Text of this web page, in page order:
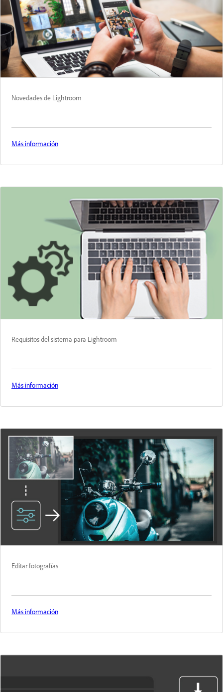
Novedades de Lightroom
Más información
Requisitos del sistema para Lightroom
Más información
Editar fotografías
Más información